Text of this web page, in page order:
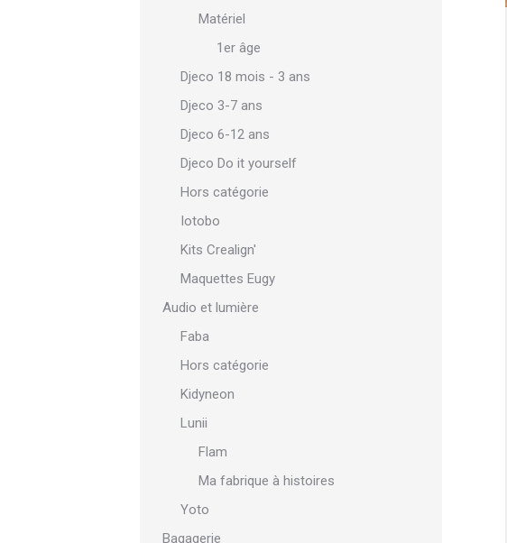
Matériel
1er âge
Djeco 18 mois - 3 ans
Djeco 3-7 ans
Djeco 6-12 ans
Djeco Do it yourself
Hors catégorie
Iotobo
Kits Crealign'
Maquettes Eugy
Audio et lumière
Faba
Hors catégorie
Kidyneon
Lunii
Flam
Ma fabrique à histoires
Yoto
Bagagerie